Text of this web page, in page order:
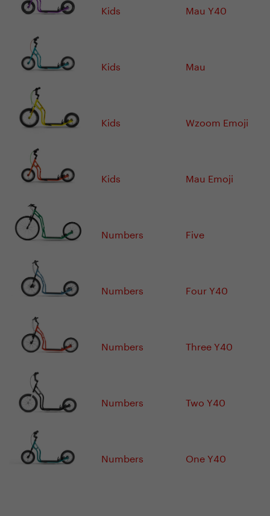
Kids Mau Y40
Kids Mau
Kids Wzoom Emoji
Kids Mau Emoji
Numbers Five
Numbers Four Y40
Numbers Three Y40
Numbers Two Y40
Numbers One Y40